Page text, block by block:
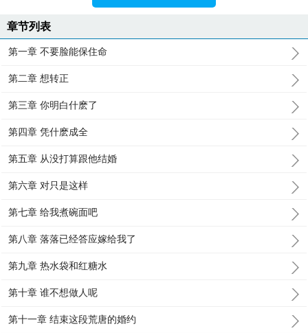
章节列表
第一章 不要脸能保住命
第二章 想转正
第三章 你明白什麽了
第四章 凭什麽成全
第五章 从没打算跟他结婚
第六章 对只是这样
第七章 给我煮碗面吧
第八章 落落已经答应嫁给我了
第九章 热水袋和红糖水
第十章 谁不想做人呢
第十一章 结束这段荒唐的婚约